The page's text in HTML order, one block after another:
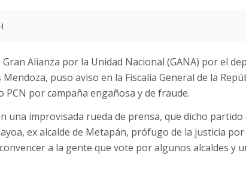
Alianza por la Unidad Nacional (GANA) por el
Mendoza, puso aviso en la Fiscalía General de la
por campaña engañosa y de fraude.
una improvisada rueda de prensa, que dicho
ex alcalde de Metapán, prófugo de la justicia
a la gente que vote por algunos alcaldes y